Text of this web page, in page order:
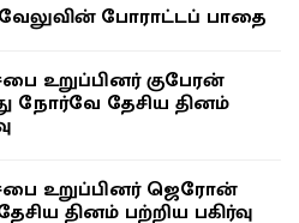
போராட்டப் பாதை
உறுப்பினர் குபேரன்
நோர்வே தேசிய தினம்
உறுப்பினர் ஜெரோன்
தினம் பற்றிய பகிர்வு